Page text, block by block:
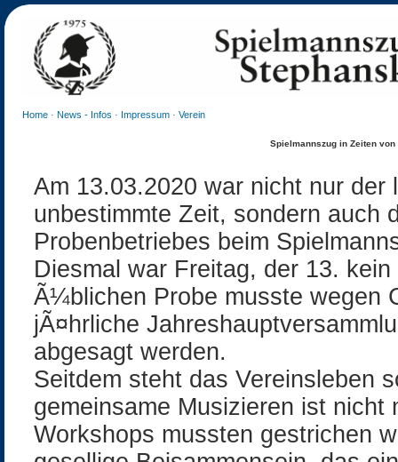
Home · News - Infos · Impressum · Verein
Spielmannszug in Zeiten von
Am 13.03.2020 war nicht nur
unbestimmte Zeit, sondern auch
Probenbetriebes beim
Diesmal war Freitag, der 13.
Ã¼blichen Probe musste wegen
jÃ¤hrliche
abgesagt werden.
Seitdem steht das Vereinsleben
gemeinsame Musizieren ist nicht
Workshops mussten gestrichen